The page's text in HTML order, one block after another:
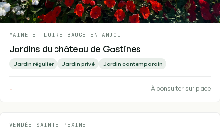
MAINE-ET-LOIRE - BAUGÉ EN ANJOU
Jardins du château de Gastines
Jardin régulier Jardin privé Jardin contemporain
- À consulter sur place
VENDÉE - SAINTE-PEXINE